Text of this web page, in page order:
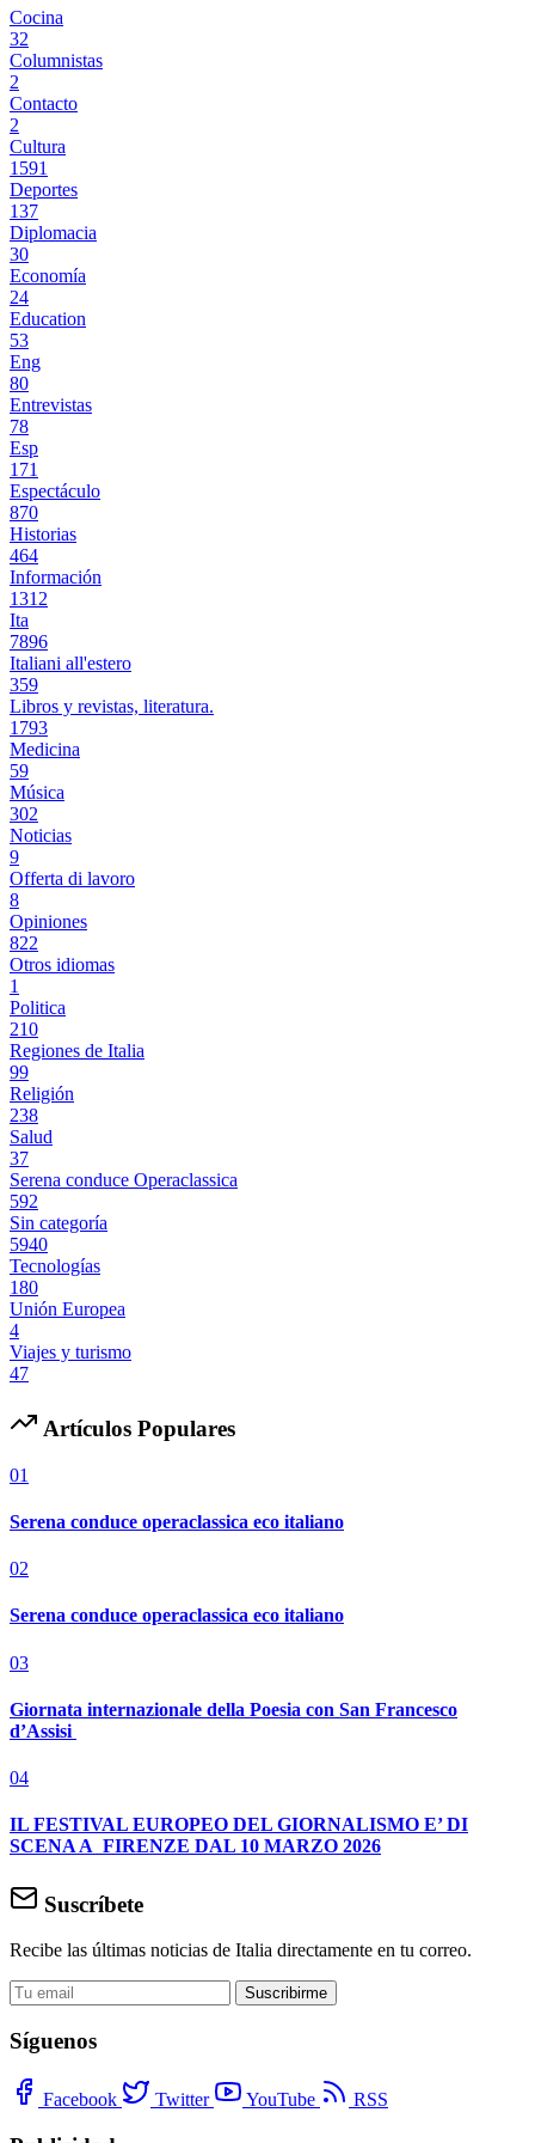
Cocina
32
Columnistas
2
Contacto
2
Cultura
1591
Deportes
137
Diplomacia
30
Economía
24
Education
53
Eng
80
Entrevistas
78
Esp
171
Espectáculo
870
Historias
464
Información
1312
Ita
7896
Italiani all'estero
359
Libros y revistas, literatura.
1793
Medicina
59
Música
302
Noticias
9
Offerta di lavoro
8
Opiniones
822
Otros idiomas
1
Politica
210
Regiones de Italia
99
Religión
238
Salud
37
Serena conduce Operaclassica
592
Sin categoría
5940
Tecnologías
180
Unión Europea
4
Viajes y turismo
47
Artículos Populares
01
Serena conduce operaclassica eco italiano
02
Serena conduce operaclassica eco italiano
03
Giornata internazionale della Poesia con San Francesco
d’Assisi
04
IL FESTIVAL EUROPEO DEL GIORNALISMO E’ DI
SCENA A FIRENZE DAL 10 MARZO 2026
Suscríbete
Recibe las últimas noticias de Italia directamente en tu correo.
Suscribirme
Síguenos
Facebook Twitter YouTube RSS